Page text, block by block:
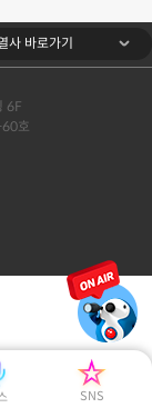
정)
사 바로가기
6F
호
SNS